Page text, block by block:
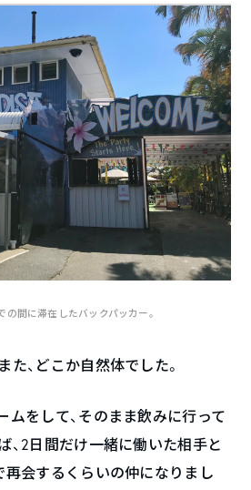
の間に滞在したバックパッカー。
、どこか自然体でした。
ムをして、そのまま飲みに行って
、2日間だけ一緒に働いた相手と
再会するくらいの仲になりまし